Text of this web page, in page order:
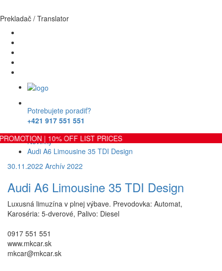
Prekladač / Translator
Potrebujete poradiť?
+421 917 551 551
| 10% OFF LIST PRICES
Domov
Novinky
Audi A6 Limousine 35 TDI Design
30.11.2022 Archív 2022
Audi A6 Limousine 35 TDI Design
Luxusná limuzína v plnej výbave. Prevodovka: Automat,
Karoséria: 5-dverové, Palivo: Diesel
0917 551 551
www.mkcar.sk
mkcar@mkcar.sk